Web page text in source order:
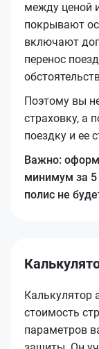
между ценой
покрывают
включают
перенос
Поэтому вы
страховку, а
поездку и ее
Важно:
минимум за 5
полис не
Калькулятор
стоимость
параметров